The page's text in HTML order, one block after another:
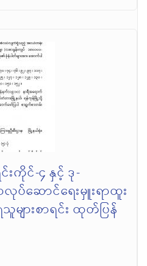
းကိုင်-၄ နှင့် ဒု-
ဆောင်ရေးမှူးရာထူး
များစာရင်း ထုတ်ပြန်